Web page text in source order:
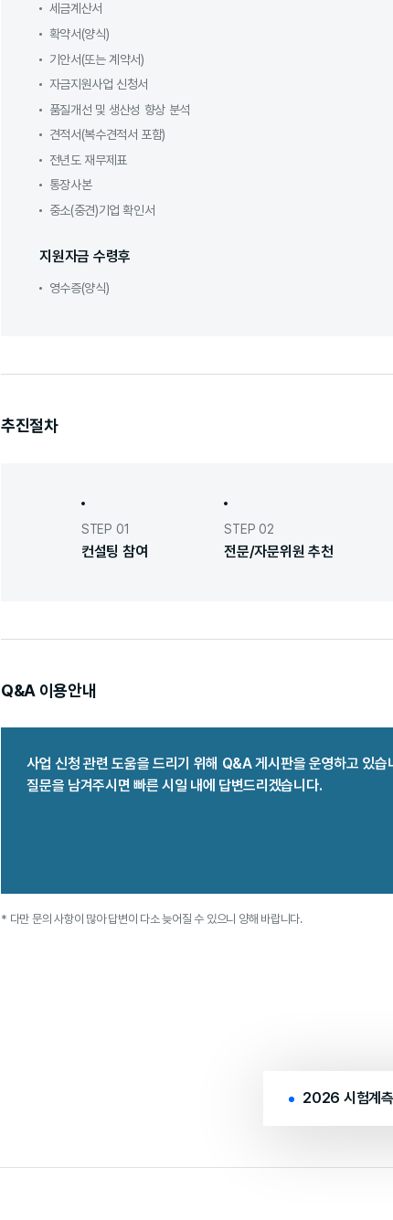
세금계산서
확약서(양식)
기안서(또는 계약서)
자금지원사업 신청서
품질개선 및 생산성 향상 분석
견적서(복수견적서 포함)
전년도 재무제표
통장사본
중소(중견)기업 확인서
지원자금 수령후
영수증(양식)
추진절차
STEP 01
컨설팅 참여
STEP 02
전문/자문위원 추천
Q&A 이용안내
사업 신청 관련 도움을 드리기 위해 Q&A 게시판을 운영하고 있습
질문을 남겨주시면 빠른 시일 내에 답변드리겠습니다.
* 다만 문의 사항이 많아 답변이 다소 늦어질 수 있으니 양해 바랍니다.
2026 시험계